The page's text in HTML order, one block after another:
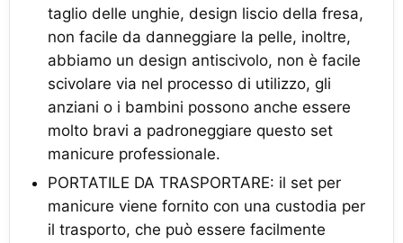
taglio delle unghie, design liscio della fresa,
non facile da danneggiare la pelle, inoltre,
abbiamo un design antiscivolo, non è facile
scivolare via nel processo di utilizzo, gli
anziani o i bambini possono anche essere
molto bravi a padroneggiare questo set
manicure professionale.
PORTATILE DA TRASPORTARE: il set per
manicure viene fornito con una custodia per
il trasporto, che può essere facilmente